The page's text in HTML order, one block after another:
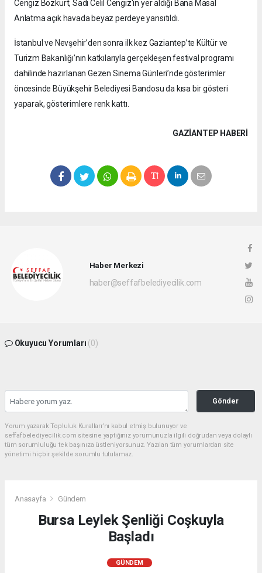
Cengiz Bozkurt, Sadi Celil Cengiz'in yer aldığı Bana Masal
Anlatma açık havada beyaz perdeye yansıtıldı.
İstanbul ve Nevşehir’den sonra ilk kez Gaziantep’te Kültür ve
Turizm Bakanlığı’nın katkılarıyla gerçekleşen festival programı
dahilinde hazırlanan Gezen Sinema Günleri’nde gösterimler
öncesinde Büyükşehir Belediyesi Bandosu da kısa bir gösteri
yaparak, gösterimlere renk kattı.
GAZIANTEP HABERİ
Haber Merkezi
haber@seffafbelediyecilik.com
Okuyucu Yorumları (0)
Gönder
Yorum yazarak Topluluk Kuralları’nı kabul etmiş bulunuyor ve
seffafbelediyecilik.com sitesine yaptığınız yorumunuzla ilgili doğrudan veya dolaylı
tüm sorumluluğu tek başınıza üstleniyorsunuz. Yazılan tüm yorumlardan site
yönetimi hiçbir şekilde sorumlu tutulamaz.
Anasayfa Gündem
Bursa Leylek Şenliği Coşkuyla
Başladı
GÜNDEM